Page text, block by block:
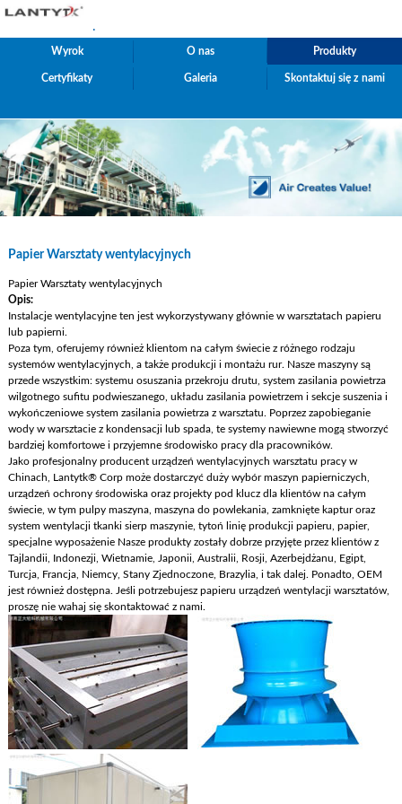
.
Wyrok O nas Produkty
Certyfikaty Galeria Skontaktuj się z nami
Papier Warsztaty wentylacyjnych
Papier Warsztaty wentylacyjnych
Opis:
Instalacje wentylacyjne ten jest wykorzystywany głównie w warsztatach papieru
lub papierni.
Poza tym, oferujemy również klientom na całym świecie z różnego rodzaju
systemów wentylacyjnych, a także produkcji i montażu rur. Nasze maszyny są
przede wszystkim: systemu osuszania przekroju drutu, system zasilania powietrza
wilgotnego sufitu podwieszanego, układu zasilania powietrzem i sekcje suszenia i
wykończeniowe system zasilania powietrza z warsztatu. Poprzez zapobieganie
wody w warsztacie z kondensacji lub spada, te systemy nawiewne mogą stworzyć
bardziej komfortowe i przyjemne środowisko pracy dla pracowników.
Jako profesjonalny producent urządzeń wentylacyjnych warsztatu pracy w
Chinach, Lantytk® Corp może dostarczyć duży wybór maszyn papierniczych,
urządzeń ochrony środowiska oraz projekty pod klucz dla klientów na całym
świecie, w tym pulpy maszyna, maszyna do powlekania, zamknięte kaptur oraz
system wentylacji tkanki sierp maszynie, tytoń linię produkcji papieru, papier,
specjalne wyposażenie Nasze produkty zostały dobrze przyjęte przez klientów z
Tajlandii, Indonezji, Wietnamie, Japonii, Australii, Rosji, Azerbejdżanu, Egipt,
Turcja, Francja, Niemcy, Stany Zjednoczone, Brazylia, i tak dalej. Ponadto, OEM
jest również dostępna. Jeśli potrzebujesz papieru urządzeń wentylacji warsztatów,
proszę nie wahaj się skontaktować z nami.